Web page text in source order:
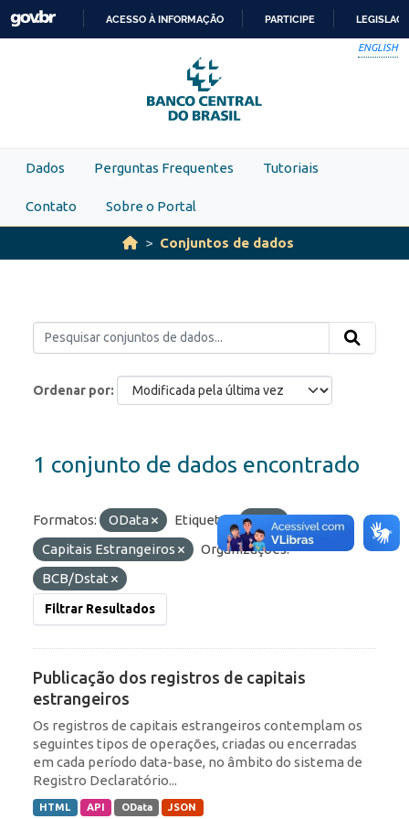
Skip to main content
PARA
O
CONTEÚDO
ACESSO À INFORMAÇÃO PARTICIPE
ENGLISH
Dados Perguntas Frequentes Tutoriais
Contato Sobre o Portal
Conjuntos de dados
Ordenar por
1 conjunto de dados encontrado
Formatos: OData Etiquetas:
IED
Capitais Estrangeiros
Organizações:
BCB/Dstat
Filtrar Resultados
Publicação dos registros de capitais
estrangeiros
Os registros de capitais estrangeiros contemplam os
seguintes tipos de operações, criadas ou encerradas
em cada período data-base, no âmbito do sistema de
Registro Declaratório...
HTML API OData JSON